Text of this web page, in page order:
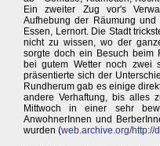
Ein zweiter Zug vor's
Aufhebung der Räumung
Essen, Lernort. Die Stadt
nicht zu wissen, wo der
sorgte doch ein Besuch beim
bei gutem Wetter noch zwei
präsentierte sich der
Rundherum gab es einige
andere Verhaftung, bis alles
Mittwoch in einer sehr
AnwohnerInnen und
wurden (web.archive.org/http://